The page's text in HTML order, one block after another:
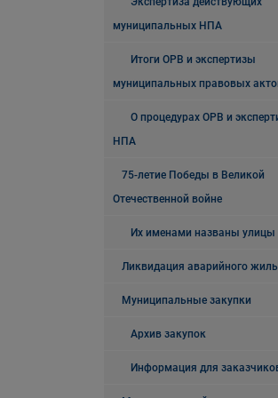
муниципальных НПА
Итоги ОРВ и экспертизы
муниципальных правовых
О процедурах ОРВ и
НПА
75-летие Победы в Великой
Отечественной войне
Их именами названы улицы
Ликвидация аварийного
Муниципальные закупки
Архив закупок
Информация для